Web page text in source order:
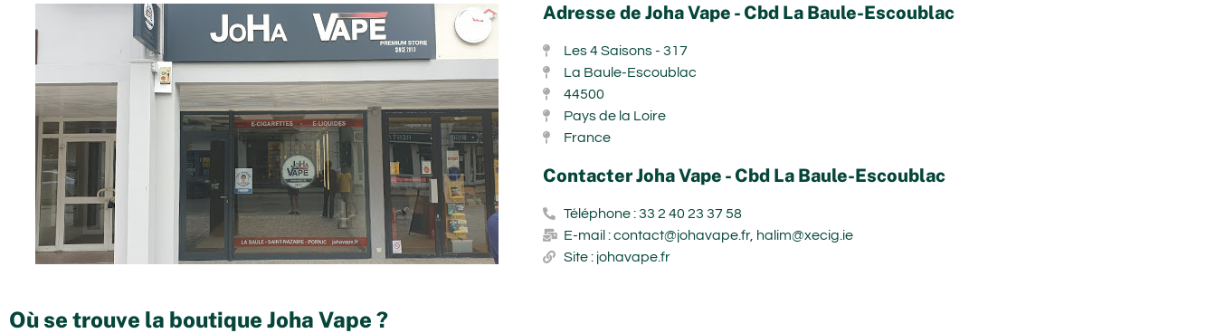
Adresse de Joha Vape - Cbd La Baule-Escoublac
Les 4 Saisons - 317
La Baule-Escoublac
44500
Pays de la Loire
France
Contacter Joha Vape - Cbd La Baule-Escoublac
Téléphone : 33 2 40 23 37 58
E-mail : contact@johavape.fr, halim@xecig.ie
Site : johavape.fr
Où se trouve la boutique Joha Vape ?